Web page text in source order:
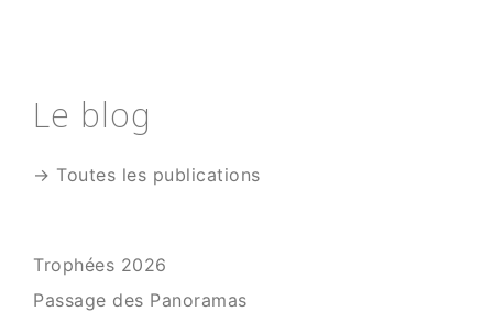
Le blog
→ Toutes les publications
Trophées 2026
Passage des Panoramas